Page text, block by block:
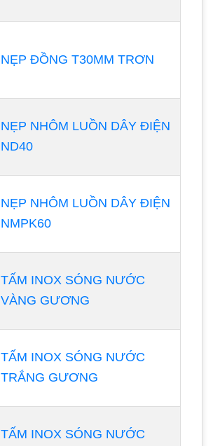
NẸP ĐỒNG T30MM TRƠN
NẸP NHÔM LUỒN DÂY ĐIỆN
ND40
NẸP NHÔM LUỒN DÂY ĐIỆN
NMPK60
TẤM INOX SÓNG NƯỚC
VÀNG GƯƠNG
TẤM INOX SÓNG NƯỚC
TRẮNG GƯƠNG
TẤM INOX SÓNG NƯỚC